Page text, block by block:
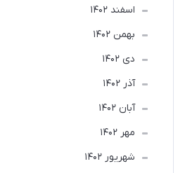
اسفند 1402
بهمن 1402
دی 1402
آذر 1402
آبان 1402
مهر 1402
شهریور 1402